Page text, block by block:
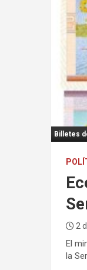
Billetes
2
El
la